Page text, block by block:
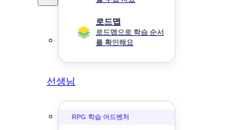
로드맵
로드맵으로 학습 순서
를 확인해요
선생님
RPG 학습 어드벤처